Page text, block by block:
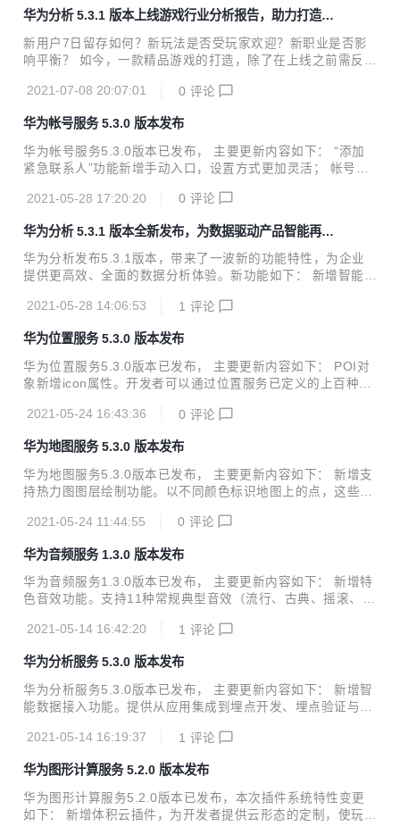
络加速等多个优势领域的先进技术进一步开放。在媒体领域，
新增了多媒体管线服务（AV Pipeline Kit），通过音视频开发
框架及视频超分、声音事件检测等插件，帮助开发者解决音视
能力（3D Modeling Kit），为开发者提供基于AI...
华为分析 5.3.1 版本上线游戏行业分析报告，助力打造精
品游戏
新用户7日留存如何？新玩法是否受玩家欢迎？新职业是否影
响平衡？ 如今，一款精品游戏的打造，除了在上线之前需反复
游戏体验，延长游戏生命周期。挖掘运营数据价值，构建丰富
的必要条件。 华为分析推出游戏行业报告与埋点模板 华为分
析5.3.1版本上线游戏行业分析报告，提供完整的MMO、卡牌
类游戏的指标体系搭建，以及对应的埋点模板和代码样例。报
告分为三个部分：核心指标看板、系统玩法监控、玩家及付费
情况分析。 核心指标看板 将运营人员最关心的数据加入核心
2021-07-08 20:07:01 0 评论
华为帐号服务 5.3.0 版本发布
华为帐号服务5.3.0版本已发布， 主要更新内容如下： “添加
紧急联系人”功能新增手动入口，设置方式更加灵活； 帐号安
更新说明可查看新特性介绍
2021-05-28 17:20:20 0 评论
华为分析 5.3.1 版本全新发布，为数据驱动产品智能再添
动力！
华为分析发布5.3.1版本，带来了一波新的功能特性，为企业
提供更高效、全面的数据分析体验。新功能如下： 新增智能数
全链路跟踪，极大提高埋点效率与准确性； 新增卸载分析报
像，帮助App定位用户卸载根因，降低卸载率； 游戏行业分析
报告焕新升级，新增MMO、卡牌分析报告，并提供智能埋点
模板，一站式打通数据采集、数据分析与应用环节； 新增画像
市、沉默天数”等数十个标签，助力多维度、深度洞察用户特
2021-05-28 14:06:53 1 评论
华为位置服务 5.3.0 版本发布
华为位置服务5.3.0版本已发布， 主要更新内容如下： POI对
象新增icon属性。开发者可以通过位置服务已定义的上百种P
类型，使您的应用位置显示更加直观； “关键字搜索”和“地点
个国家时，可以通过该参数设置，来实现搜索特定区域或国家
的地点。
2021-05-24 16:43:36 0 评论
华为地图服务 5.3.0 版本发布
华为地图服务5.3.0版本已发布， 主要更新内容如下： 新增支
持热力图图层绘制功能。以不同颜色标识地图上的点，这些点
力图功能展示交通拥堵情况，提醒用户躲避拥挤地区； "规划
以更加合理的设置路径规划方案； 路径规划请求响应结果中，
Route属性新增字段，可以更丰富的描述该路段是否有阶梯；
新增支持设置Petal Maps Logo的位置，开发者可以根据需要
2021-05-24 11:44:55 0 评论
华为音频服务 1.3.0 版本发布
华为音频服务1.3.0版本已发布， 主要更新内容如下： 新增特
色音效功能。支持11种常规典型音效（流行、古典、摇滚、爵
转、超重低音、车载音效），助力开发者为用户带来多样化听
义调节各频段音量，打造用户专属音效。 详细版本更新说明可
查看新特性介绍。
2021-05-14 16:42:20 1 评论
华为分析服务 5.3.0 版本发布
华为分析服务5.3.0版本已发布， 主要更新内容如下： 新增智
能数据接入功能。提供从应用集成到埋点开发、埋点验证与管
新增MMO游戏及卡牌游戏分析报告，并提供智能埋点模板；
提供卸载用户画像，帮助定位用户卸载根因，降低卸载率； 画
像标签功能增强。上线“设备价格、当前所在区域、近七天到
过的城市、沉默天数”等数十个标签，助力洞察用户特征与精
2021-05-14 16:19:37 1 评论
华为图形计算服务 5.2.0 版本发布
华为图形计算服务5.2.0版本已发布，本次插件系统特性变更
如下： 新增体积云插件，为开发者提供云形态的定制，使玩家